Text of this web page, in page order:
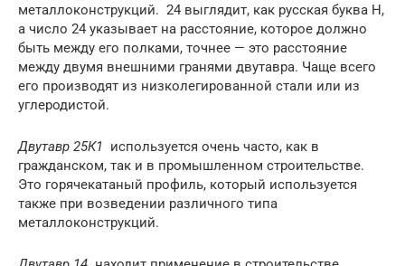
металлоконструкций. 24 выглядит, как русская буква Н,
а число 24 указывает на расстояние, которое должно
быть между его полками, точнее — это расстояние
между двумя внешними гранями двутавра. Чаще всего
его производят из низколегированной стали или из
углеродистой.
Двутавр 25К1 используется очень часто, как в
гражданском, так и в промышленном строительстве.
Это горячекатаный профиль, который используется
также при возведении различного типа
металлоконструкций.